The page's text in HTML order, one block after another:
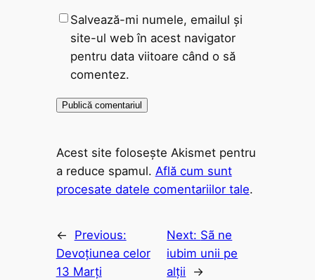
Salvează-mi numele, emailul și
site-ul web în acest navigator
pentru data viitoare când o să
comentez.
Acest site folosește Akismet pentru
a reduce spamul. Află cum sunt
procesate datele comentariilor tale.
←
Previous:
Devoțiunea celor
13 Marți
Next: Sã ne
iubim unii pe
alţii
→